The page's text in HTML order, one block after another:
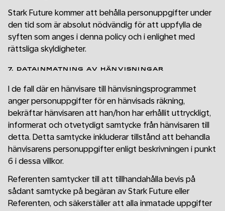
Stark Future kommer att behålla personuppgifter under
den tid som är absolut nödvändig för att uppfylla de
syften som anges i denna policy och i enlighet med
rättsliga skyldigheter.
7. DATAINMATNING AV HÄNVISNINGAR
I de fall där en hänvisare till hänvisningsprogrammet
anger personuppgifter för en hänvisads räkning,
bekräftar hänvisaren att han/hon har erhållit uttryckligt,
informerat och otvetydigt samtycke från hänvisaren till
detta. Detta samtycke inkluderar tillstånd att behandla
hänvisarens personuppgifter enligt beskrivningen i punkt
6 i dessa villkor.
Referenten samtycker till att tillhandahålla bevis på
sådant samtycke på begäran av Stark Future eller
Referenten, och säkerställer att alla inmatade uppgifter